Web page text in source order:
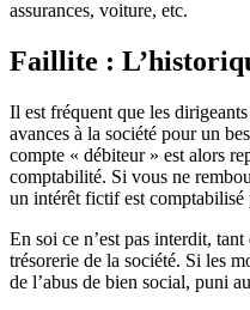
assurances, voiture, etc.
Faillite :
Il est fréquent que les
avances à la société pour un
compte « débiteur » est alors
comptabilité. Si vous ne
un intérêt fictif est comptabilisé
En soi ce n’est pas interdit,
trésorerie de la société. Si les
de l’abus de bien social, puni